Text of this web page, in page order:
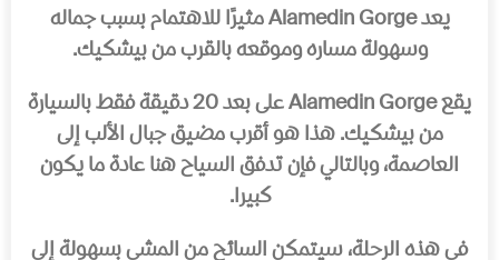
يعد Alamedin Gorge مثيرًا للاهتمام بسبب جماله
وسهولة مساره وموقعه بالقرب من بيشكيك.
يقع Alamedin Gorge على بعد 20 دقيقة فقط بالسيارة
من بيشكيك. هذا هو أقرب مضيق جبال الألب إلى
العاصمة، وبالتالي فإن تدفق السياح هنا عادة ما يكون
كبيرا.
في هذه الرحلة، سيتمكن السائح من المشي بسهولة إلى